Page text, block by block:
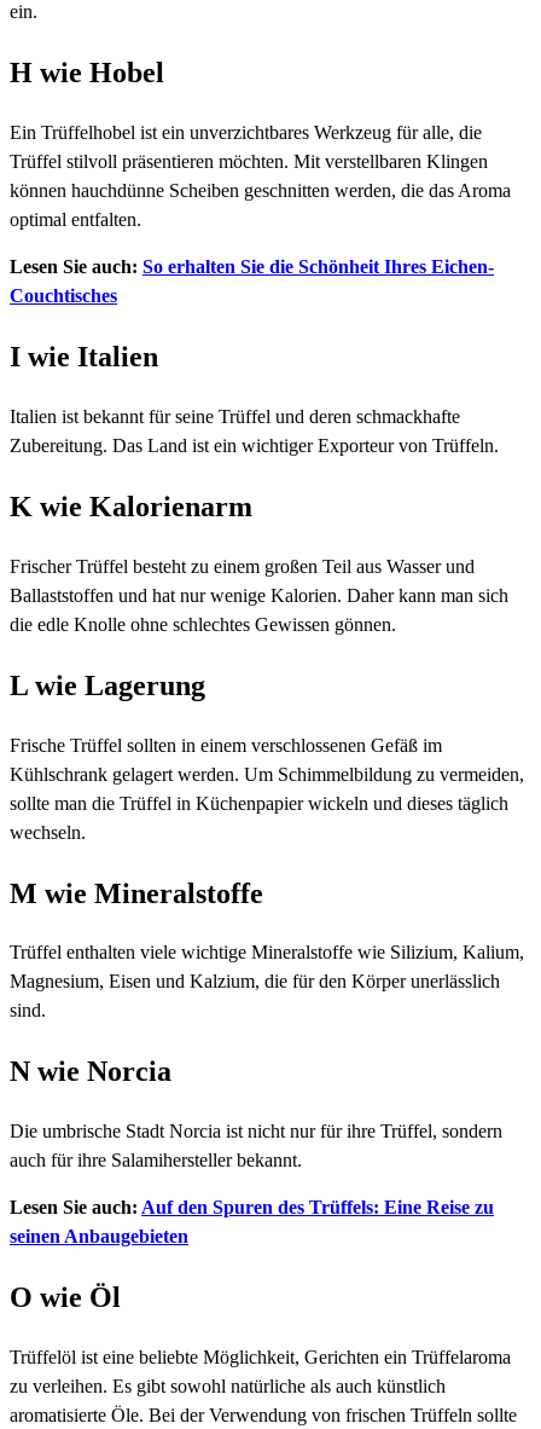
ein.
H wie Hobel
Ein Trüffelhobel ist ein unverzichtbares Werkzeug für alle, die
Trüffel stilvoll präsentieren möchten. Mit verstellbaren Klingen
können hauchdünne Scheiben geschnitten werden, die das Aroma
optimal entfalten.
Lesen Sie auch: So erhalten Sie die Schönheit Ihres Eichen-
Couchtisches
I wie Italien
Italien ist bekannt für seine Trüffel und deren schmackhafte
Zubereitung. Das Land ist ein wichtiger Exporteur von Trüffeln.
K wie Kalorienarm
Frischer Trüffel besteht zu einem großen Teil aus Wasser und
Ballaststoffen und hat nur wenige Kalorien. Daher kann man sich
die edle Knolle ohne schlechtes Gewissen gönnen.
L wie Lagerung
Frische Trüffel sollten in einem verschlossenen Gefäß im
Kühlschrank gelagert werden. Um Schimmelbildung zu vermeiden,
sollte man die Trüffel in Küchenpapier wickeln und dieses täglich
wechseln.
M wie Mineralstoffe
Trüffel enthalten viele wichtige Mineralstoffe wie Silizium, Kalium,
Magnesium, Eisen und Kalzium, die für den Körper unerlässlich
sind.
N wie Norcia
Die umbrische Stadt Norcia ist nicht nur für ihre Trüffel, sondern
auch für ihre Salamihersteller bekannt.
Lesen Sie auch: Auf den Spuren des Trüffels: Eine Reise zu
seinen Anbaugebieten
O wie Öl
Trüffelöl ist eine beliebte Möglichkeit, Gerichten ein Trüffelaroma
zu verleihen. Es gibt sowohl natürliche als auch künstlich
aromatisierte Öle. Bei der Verwendung von frischen Trüffeln sollte